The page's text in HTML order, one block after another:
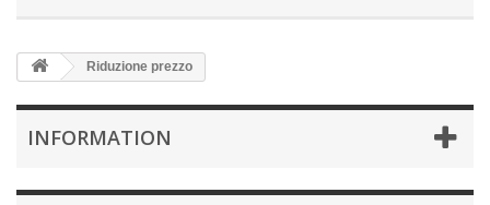
Riduzione prezzo
INFORMATION